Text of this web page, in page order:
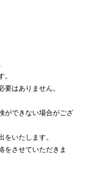
。
要はありません。
ができない場合がござ
をいたします。
をさせていただきま